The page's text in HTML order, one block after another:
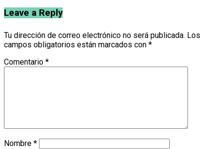
Leave a Reply
Tu dirección de correo electrónico no será publicada. Los
campos obligatorios están marcados con *
Comentario *
Nombre *